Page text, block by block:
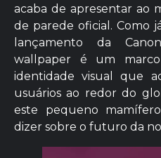
acaba de apresentar ao
de parede oficial. Como
lançamento da
wallpaper é um
identidade visual que
usuários ao redor do
este pequeno
dizer sobre o futuro da